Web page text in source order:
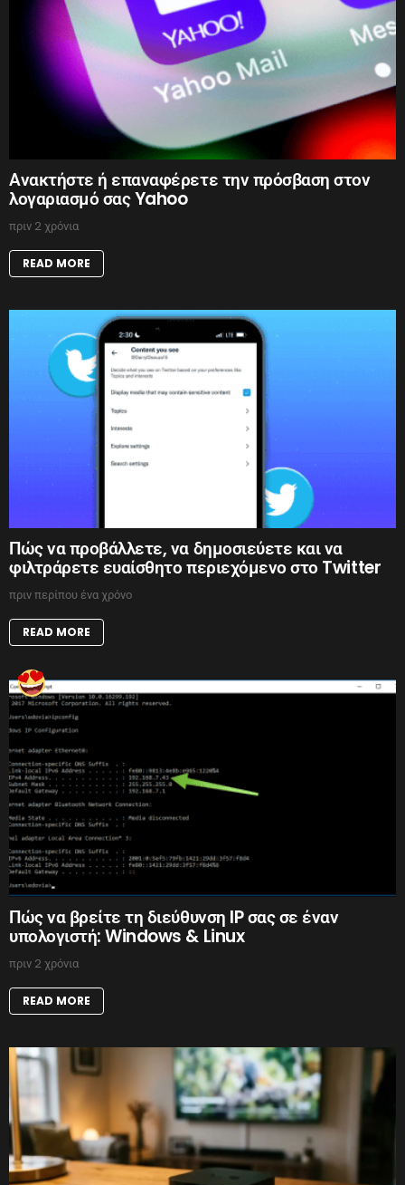
Ανακτήστε ή επαναφέρετε την πρόσβαση στον
λογαριασμό σας Yahoo
πριν 2 χρόνια
READ MORE
Πώς να προβάλλετε, να δημοσιεύετε και να
φιλτράρετε ευαίσθητο περιεχόμενο στο Twitter
πριν περίπου ένα χρόνο
READ MORE
Πώς να βρείτε τη διεύθυνση IP σας σε έναν
υπολογιστή: Windows & Linux
πριν 2 χρόνια
READ MORE